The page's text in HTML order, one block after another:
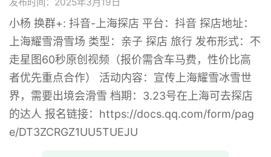
小杨 换群+: 抖音-上海探店 平台：抖音 探店地址：
上海耀雪滑雪场 类型：亲子 探店 旅行 发布形式：不
走星图60秒原创视频（报价需含车马费，性价比高
者优先重点合作） 活动内容：宣传上海耀雪冰雪世
界，需要出境会滑雪 档期：3.23号在上海可去探店
的达人 报名链接：https://docs.qq.com/form/pag
e/DT3ZCRGZ1UU5TUEJU